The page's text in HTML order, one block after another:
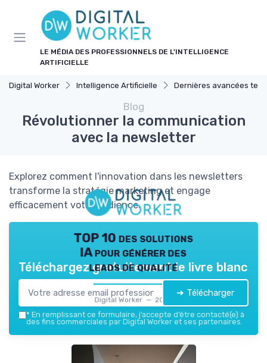
LE MÉDIA DES PROFESSIONNELS DE L'INTELLIGENCE
ARTIFICIELLE
Digital Worker Intelligence Artificielle Dernières avancées technologiques
Blog
Révolutionner la communication
avec la newsletter
Explorez comment l'innovation dans les newsletters
transforme la stratégie marketing et engage
efficacement votre audience.
TOP 10 des solutions
IA pour générer des
leads de qualité
Digital Worker — 2026
Téléchargez gratuitement le livre blanc
➔ Télécharger
* En remplissant ce formulaire, j’accepte d’être contacté(e) à
des fins commerciales par Digital Worker et ses partenaires.